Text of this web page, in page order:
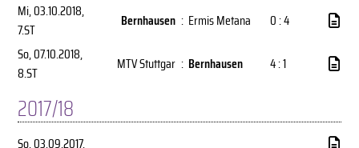
Mi, 03.10.2018,
7.ST
Bernhausen : Ermis Metana
0 : 4
So, 07.10.2018,
8.ST
MTV Stuttgar : Bernhausen 4 : 1
2017/18
So, 03.09.2017,